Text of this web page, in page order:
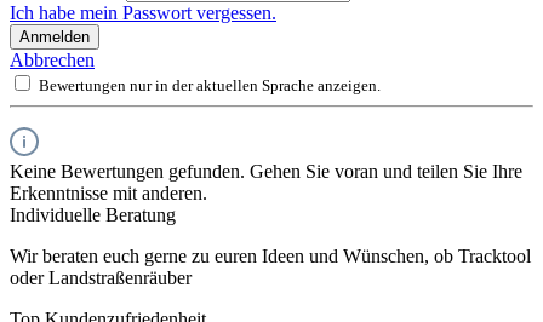
Ich habe mein Passwort vergessen.
Anmelden
Abbrechen
Bewertungen nur in der aktuellen Sprache anzeigen.
Keine Bewertungen gefunden. Gehen Sie voran und teilen Sie Ihre
Erkenntnisse mit anderen.
Individuelle Beratung
Wir beraten euch gerne zu euren Ideen und Wünschen, ob Tracktool
oder Landstraßenräuber